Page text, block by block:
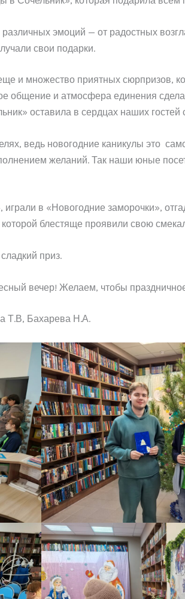
эмоций — от радостных
свои подарки.
и множество приятных сюрпризов,
общение и атмосфера единения
оставила в сердцах наших
ведь новогодние каникулы это
желаний. Так наши юные
в «Новогодние заморочки»,
блестяще проявили свою
приз.
вечер! Желаем, чтобы
Т.В, Бахарева Н.А.